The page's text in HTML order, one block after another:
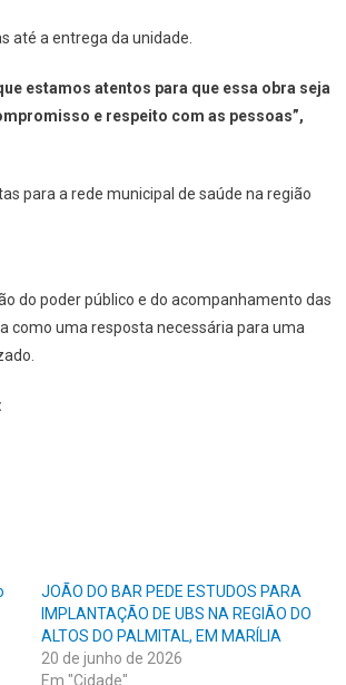
até a entrega da unidade.
estamos atentos para que essa obra seja
e respeito com as pessoas”,
para a rede municipal de saúde na região
do poder público e do acompanhamento das
como uma resposta necessária para uma
JOÃO DO BAR PEDE ESTUDOS PARA
IMPLANTAÇÃO DE UBS NA REGIÃO DO
ALTOS DO PALMITAL, EM MARÍLIA
20 de junho de 2026
Em "Cidade"